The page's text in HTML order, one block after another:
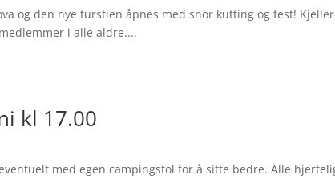
og den nye turstien åpnes med snor kutting og fest!
i alle aldre....
kl 17.00
med egen campingstol for å sitte bedre. Alle